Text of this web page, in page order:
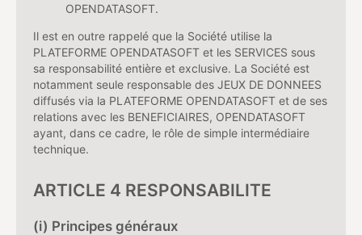
OPENDATASOFT.
Il est en outre rappelé que la Société utilise la
PLATEFORME OPENDATASOFT et les SERVICES sous
sa responsabilité entière et exclusive. La Société est
notamment seule responsable des JEUX DE DONNEES
diffusés via la PLATEFORME OPENDATASOFT et de ses
relations avec les BENEFICIAIRES, OPENDATASOFT
ayant, dans ce cadre, le rôle de simple intermédiaire
technique.
ARTICLE 4 RESPONSABILITE
(i) Principes généraux